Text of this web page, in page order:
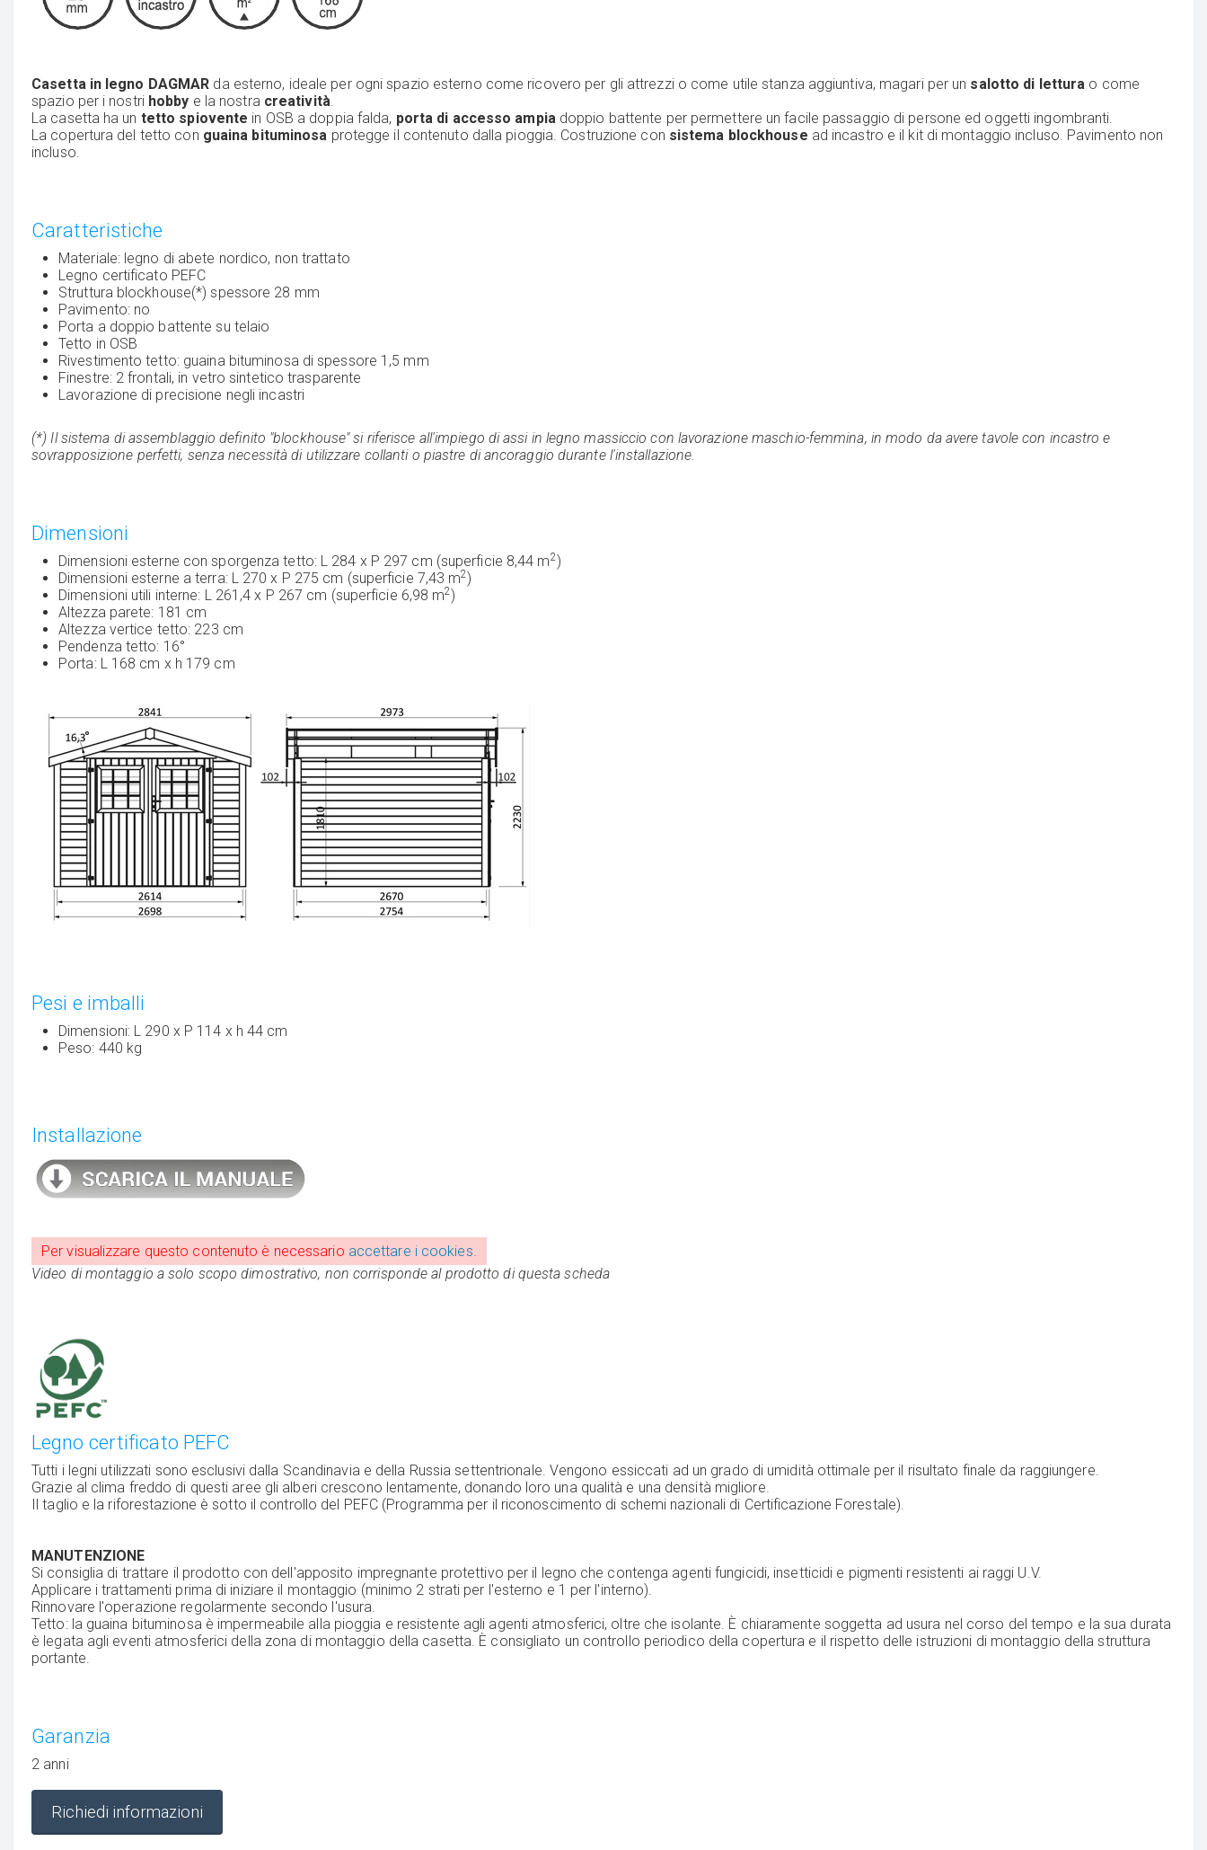
Casetta in legno DAGMAR da esterno, ideale per ogni spazio esterno come ricovero per gli attrezzi o come utile stanza aggiuntiva, magari per un salotto di lettura o come
spazio per i nostri hobby e la nostra creatività.
La casetta ha un tetto spiovente in OSB a doppia falda, porta di accesso ampiadoppio battente per permettere un facile passaggio di persone ed oggetti ingombranti.
La copertura del tetto con guaina bituminosa protegge il contenuto dalla pioggia. Costruzione con sistema blockhouse ad incastro e il kit di montaggio incluso. Pavimento non
incluso.
Caratteristiche
Materiale: legno di abete nordico, non trattato
Legno certificato PEFC
Struttura blockhouse(*) spessore 28 mm
Pavimento: no
Porta a doppio battente su telaio
Tetto in OSB
Rivestimento tetto: guaina bituminosa di spessore 1,5 mm
Finestre: 2 frontali, in vetro sintetico trasparente
Lavorazione di precisione negli incastri
(*) Il sistema di assemblaggio definito "blockhouse" si riferisce all'impiego di assi in legno massiccio con lavorazione maschio-femmina, in modo da avere tavole con incastro e
sovrapposizione perfetti, senza necessità di utilizzare collanti o piastre di ancoraggio durante l'installazione.
Dimensioni
Dimensioni esterne con sporgenza tetto: L 284 x P 297 cm (superficie 8,44 m2)
Dimensioni esterne a terra: L 270 x P 275 cm (superficie 7,43 m2)
Dimensioni utili interne: L 261,4 x P 267 cm (superficie 6,98 m2)
Altezza parete: 181 cm
Altezza vertice tetto: 223 cm
Pendenza tetto: 16°
Porta: L 168 cm x h 179 cm
Pesi e imballi
Dimensioni: L 290 x P 114 x h 44 cm
Peso: 440 kg
Installazione
Per visualizzare questo contenuto è necessario accettare i cookies.
Video di montaggio a solo scopo dimostrativo, non corrisponde al prodotto di questa scheda
Legno certificato PEFC
Tutti i legni utilizzati sono esclusivi dalla Scandinavia e della Russia settentrionale. Vengono essiccati ad un grado di umidità ottimale per il risultato finale da raggiungere.
Grazie al clima freddo di questi aree gli alberi crescono lentamente, donando loro una qualità e una densità migliore.
Il taglio e la riforestazione è sotto il controllo del PEFC (Programma per il riconoscimento di schemi nazionali di Certificazione Forestale).
MANUTENZIONE
Si consiglia di trattare il prodotto con dell'apposito impregnante protettivo per il legno che contenga agenti fungicidi, insetticidi e pigmenti resistenti ai raggi U.V.
Applicare i trattamenti prima di iniziare il montaggio (minimo 2 strati per l'esterno e 1 per l'interno).
Rinnovare l'operazione regolarmente secondo l'usura.
Tetto: la guaina bituminosa è impermeabile alla pioggia e resistente agli agenti atmosferici, oltre che isolante. È chiaramente soggetta ad usura nel corso del tempo e la sua durata
è legata agli eventi atmosferici della zona di montaggio della casetta. È consigliato un controllo periodico della copertura e il rispetto delle istruzioni di montaggio della struttura
portante.
Garanzia
2 anni
Richiedi informazioni